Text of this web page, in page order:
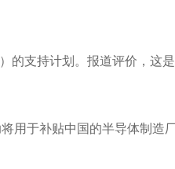
支持计划。报道评价，这
用于补贴中国的半导体制造